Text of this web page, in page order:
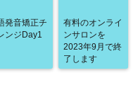
発音矯正チ
ンジDay1
有料のオンライ
ンサロンを
2023年9月で終
了します